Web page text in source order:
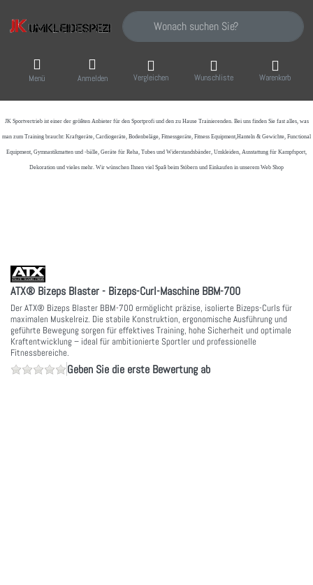
Geben Sie einen Suchbegriff ein. Während
Menü Anmelden Vergleichen Wunschliste Warenkorb
JK Sportvertrieb ist einer der größten Anbieter für den Sportprofi und den zu Hause Trainierenden. Bei uns finden Sie fast alles, was
man zum Training braucht: Kraftgeräte, Cardiogeräte, Bodenbeläge, Fitnessgeräte, Fitness Equipment,Hanteln & Gewichte, Functional
Equipment, Gymnastikmatten und -bälle, Geräte für Reha, Tubes und Widerstandsbänder, Umkleiden, Ausstattung für Kampfsport,
Dekoration und vieles mehr. Wir wünschen Ihnen viel Spaß beim Stöbern und Einkaufen in unserem Web Shop
ATX® Bizeps Blaster - Bizeps-Curl-Maschine BBM-700
Der ATX® Bizeps Blaster BBM-700 ermöglicht präzise, isolierte Bizeps-Curls für
maximalen Muskelreiz. Die stabile Konstruktion, ergonomische Ausführung und
geführte Bewegung sorgen für effektives Training, hohe Sicherheit und optimale
Kraftentwicklung – ideal für ambitionierte Sportler und professionelle
Fitnessbereiche.
Geben Sie die erste Bewertung ab